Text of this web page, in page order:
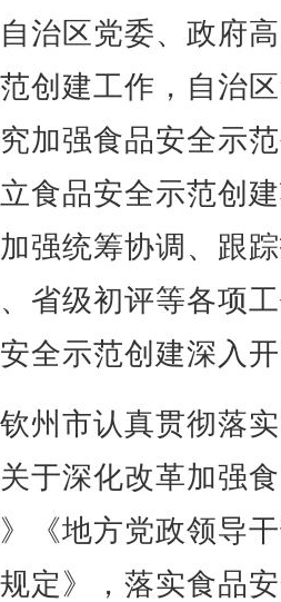
区党委、政府
创建工作，自治
加强食品安全示
食品安全示范创
强统筹协调、跟
省级初评等各项
全示范创建深入
市认真贯彻落
于深化改革加强
《地方党政领导
定》，落实食品